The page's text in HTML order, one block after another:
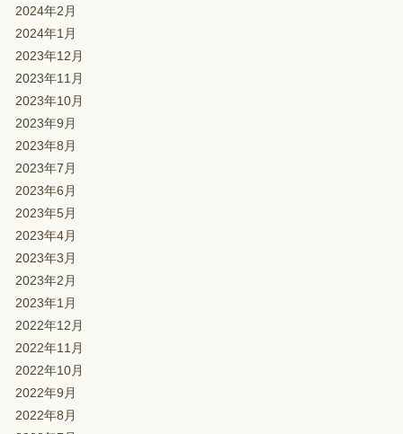
2024年2月
2024年1月
2023年12月
2023年11月
2023年10月
2023年9月
2023年8月
2023年7月
2023年6月
2023年5月
2023年4月
2023年3月
2023年2月
2023年1月
2022年12月
2022年11月
2022年10月
2022年9月
2022年8月